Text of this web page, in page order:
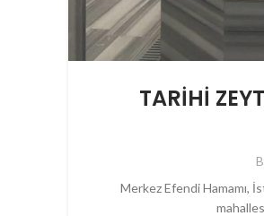
TARİHİ
Merkez Efendi Hamamı,